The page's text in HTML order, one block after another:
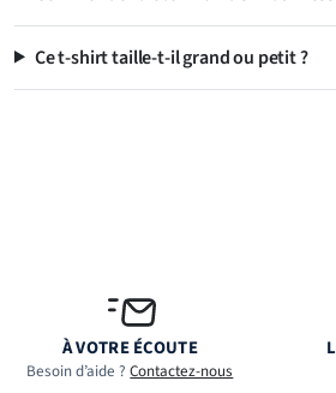
Ce t-shirt taille-t-il grand ou petit ?
À VOTRE ÉCOUTE
Besoin d’aide ?Contactez-nous